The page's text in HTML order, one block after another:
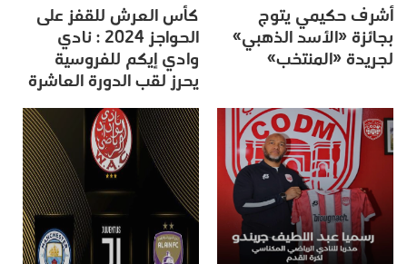
أشرف حكيمي يتوج
بجائزة «الأسد الذهبي»
لجريدة «المنتخب»
كأس العرش للقفز على
الحواجز 2024 : نادي
وادي إيكم للفروسية
يحرز لقب الدورة العاشرة